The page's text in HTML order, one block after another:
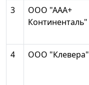
3
ООО "ААА+
Континенталь"
4
ООО "Клевера"